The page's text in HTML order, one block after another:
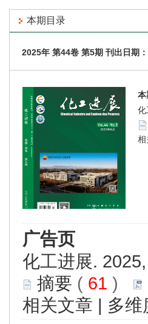
本期目录
2025年 第44卷 第5期 刊出日期
本
化
相
广告页
化工进展.
摘要 ( 61 )
相关文章 | 多维